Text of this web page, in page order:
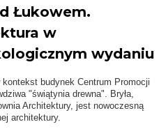
Łukowem.
w
wydaniu
budynek Centrum Promocji
"świątynia drewna". Bryła,
Architektury, jest nowoczesną
architektury.